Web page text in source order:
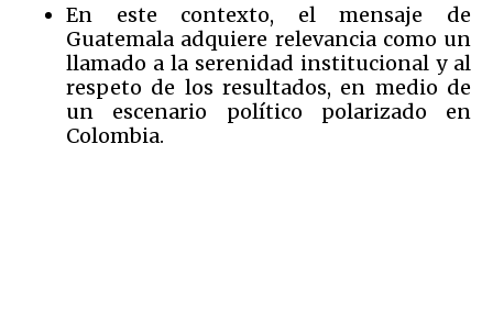
En este contexto, el mensaje de
Guatemala adquiere relevancia como un
llamado a la serenidad institucional y al
respeto de los resultados, en medio de
un escenario político polarizado en
Colombia.